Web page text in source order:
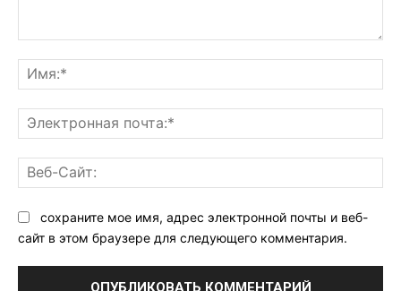
сохраните мое имя, адрес электронной почты и веб-
сайт в этом браузере для следующего комментария.